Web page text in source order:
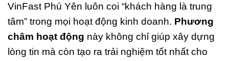
VinFast Phú Yên luôn coi “khách hàng là trung
tâm” trong mọi hoạt động kinh doanh. Phương
châm hoạt động này không chỉ giúp xây dựng
lòng tin mà còn tạo ra trải nghiệm tốt nhất cho